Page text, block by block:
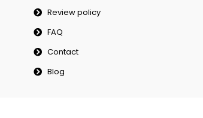
Review policy
FAQ
Contact
Blog